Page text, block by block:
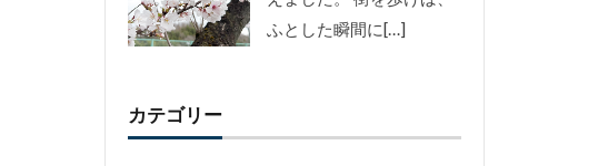
ふとした瞬間に[…]
カテゴリー